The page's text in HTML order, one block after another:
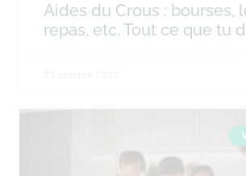
Aides du Crous : bourses,
repas, etc. Tout ce que tu